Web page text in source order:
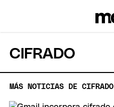
CIFRADO
MÁS NOTICIAS DE CIFRADO